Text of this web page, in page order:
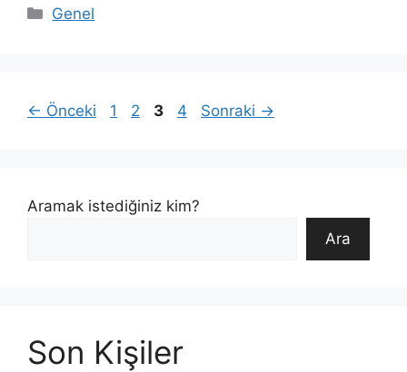
Kategoriler
Genel
← Önceki Sayfa
1 Sayfa
2 Sayfa
3 Sayfa
4 Sonraki →
Aramak istediğiniz kim?
Ara
Son Kişiler